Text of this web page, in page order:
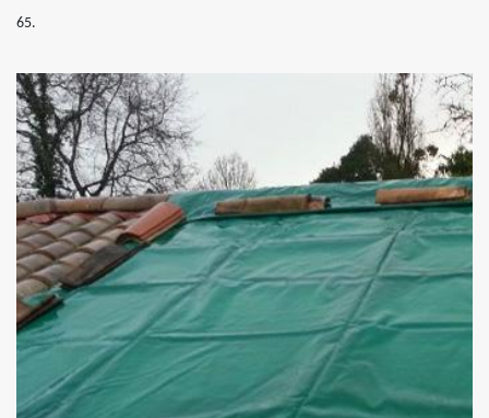
65.